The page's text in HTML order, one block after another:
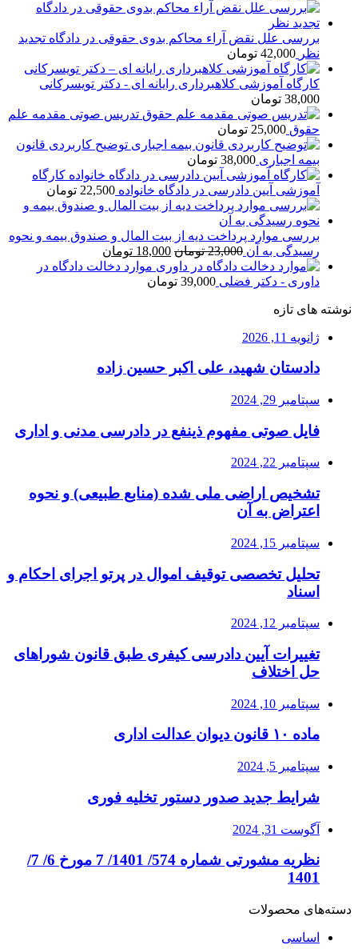
بررسی علل نقض آراء محاکم بدوی حقوقی در دادگاه تجدید
نظر 42,000 تومان
کارگاه آموزشی کلاهبرداری رایانه ای - دکتر تویسرکانی
38,000 تومان
تدریس صوتی مقدمه علم
حقوق 25,000 تومان
توضیح کاربردی قانون
بیمه اجباری 38,000 تومان
کارگاه
آموزشی آیین دادرسی در دادگاه خانواده 22,500 تومان
بررسی موارد پرداخت دیه از بیت المال و صندوق بیمه و نحوه
رسیدگی به آن 23,000 تومان قیمت
اصلی
18,000 تومان
فعلی
موارد دخالت دادگاه در
داوری - دکتر فضلی 39,000 تومان
نوشته های تازه
ژانویه 11, 2026
دادستان شهید، علی اکبر حسین زاده
سپتامبر 29, 2024
فایل صوتی مفهوم ذینفع در دادرسی مدنی و اداری
سپتامبر 22, 2024
تشخیص اراضی ملی شده (منابع طبیعی) و نحوه
اعتراض به آن
سپتامبر 15, 2024
تحلیل تخصصی توقیف اموال در پرتو اجرای احکام و
اسناد
سپتامبر 12, 2024
تغییرات آیین دادرسی کیفری طبق قانون شوراهای
حل اختلاف
سپتامبر 10, 2024
ماده ۱۰ قانون دیوان عدالت اداری
سپتامبر 5, 2024
شرایط جدید صدور دستور تخلیه فوری
آگوست 31, 2024
نظریه مشورتی شماره 574/ 1401/ 7 مورخ 6/ 7/
1401
دسته‌های محصولات
اساسی